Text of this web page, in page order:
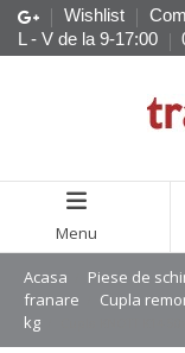
Wishlist
L - V de la 9-17:00
Menu
Acasa Piese de
franare
Cupla
kg